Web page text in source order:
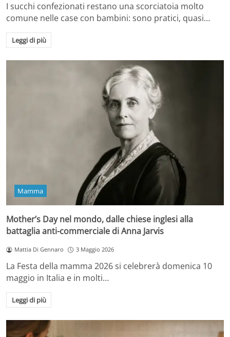
I succhi confezionati restano una scorciatoia molto
comune nelle case con bambini: sono pratici, quasi…
Leggi di più
Mamma
Mother’s Day nel mondo, dalle chiese inglesi alla
battaglia anti-commerciale di Anna Jarvis
Mattia Di Gennaro 3 Maggio 2026
La Festa della mamma 2026 si celebrerà domenica 10
maggio in Italia e in molti…
Leggi di più